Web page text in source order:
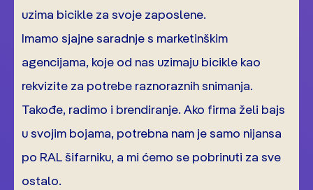
uzima bicikle za svoje zaposlene.
Imamo sjajne saradnje s marketinškim
agencijama, koje od nas uzimaju bicikle kao
rekvizite za potrebe raznoraznih snimanja.
Takođe, radimo i brendiranje. Ako firma želi bajs
u svojim bojama, potrebna nam je samo nijansa
po RAL šifarniku, a mi ćemo se pobrinuti za sve
ostalo.